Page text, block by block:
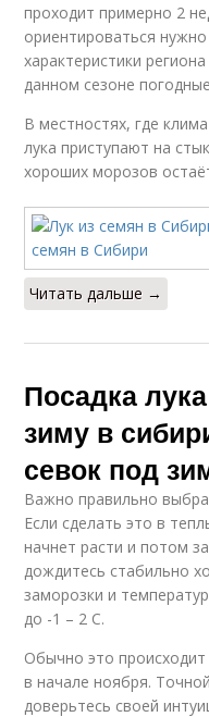
проходит примерно 2
ориентироваться
характеристики
данном сезоне
В местностях, где
лука приступают на
хороших морозов
Читать дальше →
Посадка
зиму в
севок под
Важно правильно
Если сделать это в
начнет расти и потом
дождитесь стабильно
заморозки и
до -1 – 2 С.
Обычно это
в начале ноября.
доверьтесь своей